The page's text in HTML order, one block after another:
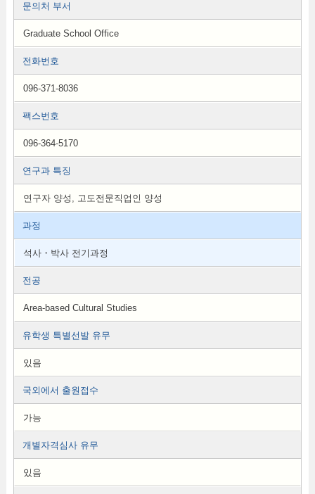
문의처 부서
Graduate School Office
전화번호
096-371-8036
팩스번호
096-364-5170
연구과 특징
연구자 양성, 고도전문직업인 양성
과정
석사・박사 전기과정
전공
Area-based Cultural Studies
유학생 특별선발 유무
있음
국외에서 출원접수
가능
개별자격심사 유무
있음